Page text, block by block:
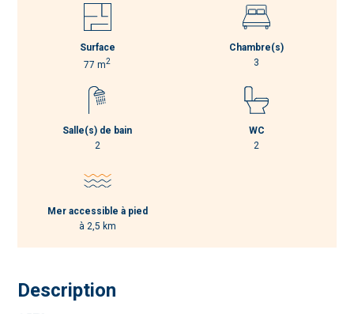
Surface
77 m2
Chambre(s)
3
Salle(s) de bain
2
WC
2
Mer accessible à pied
à 2,5 km
Description